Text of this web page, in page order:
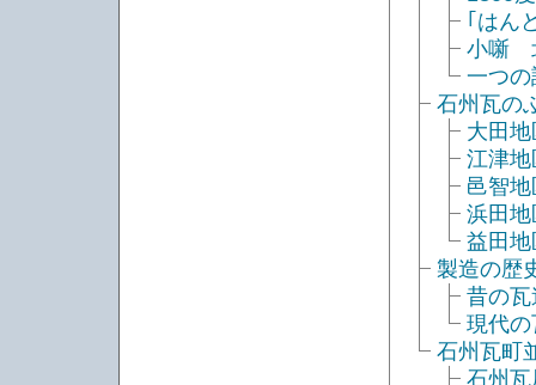
｢はん
小噺
一つ
石州瓦の
大田地
江津地
邑智地
浜田地
益田地
製造の歴
昔の瓦
現代
石州瓦町
石州